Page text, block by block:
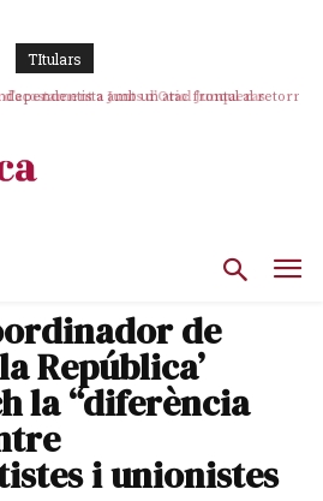
TItulars
amb un atac frontal al retorn
de
República’
la “diferència
i unionistes